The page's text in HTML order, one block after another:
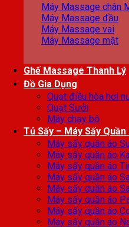
Máy Massage chân
Máy Massage đầu
Máy Massage vai
Máy Massage mặt
Ghế Massage Thanh Lý
Đồ Gia Dụng
Quạt điều hòa hơi
Quạt Sưởi
Máy chạy bộ
Tủ Sấy – Máy Sấy Quần
Máy sấy quần áo
Máy sấy quần áo
Máy sấy quần áo
Máy sấy quần áo
Máy sấy quần áo
Máy sấy quần áo
Máy sấy quần áo
Máy sấy quần áo